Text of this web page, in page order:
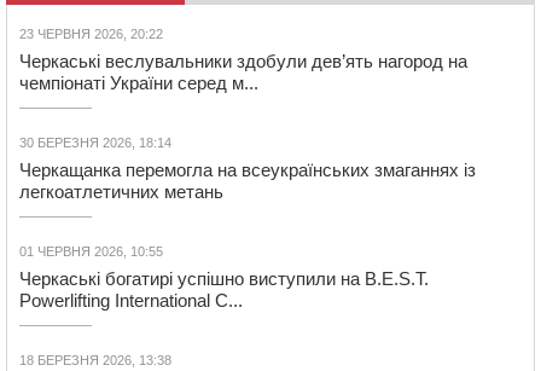
23 ЧЕРВНЯ 2026, 20:22
Черкаські веслувальники здобули дев’ять нагород на
чемпіонаті України серед м...
30 БЕРЕЗНЯ 2026, 18:14
Черкащанка перемогла на всеукраїнських змаганнях із
легкоатлетичних метань
01 ЧЕРВНЯ 2026, 10:55
Черкаські богатирі успішно виступили на B.E.S.T.
Powerlifting International C...
18 БЕРЕЗНЯ 2026, 13:38